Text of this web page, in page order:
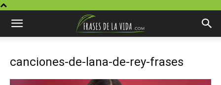
canciones-de-lana-de-rey-frases